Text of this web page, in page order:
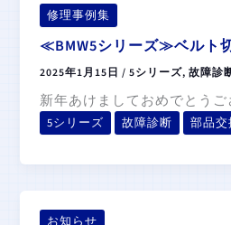
修理事例集
≪BMW5シリーズ≫ベルト
2025年1月15日/5シリーズ,故障診
新年あけましておめでとうご
5シリーズ 故障診断 部品交
お知らせ